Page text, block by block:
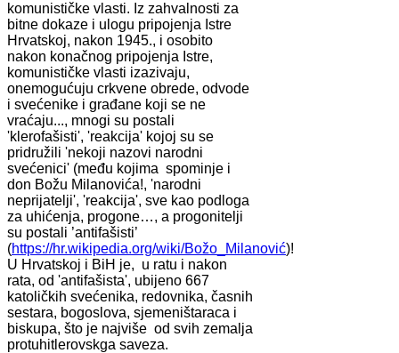
komunističke vlasti. Iz zahvalnosti za
bitne dokaze i ulogu pripojenja Istre
Hrvatskoj, nakon 1945., i osobito
nakon konačnog pripojenja Istre,
komunističke vlasti izazivaju,
onemogućuju crkvene obrede, odvode
i svećenike i građane koji se ne
vraćaju..., mnogi su postali
'klerofašisti', 'reakcija' kojoj su se
pridružili 'nekoji nazovi narodni
svećenici' (među kojima spominje i
don Božu Milanovića!, 'narodni
neprijatelji', 'reakcija', sve kao podloga
za uhićenja, progone…, a progonitelji
su postali ’antifašisti’
(https://hr.wikipedia.org/wiki/Božo_Milanović)!
U Hrvatskoj i BiH je, u ratu i nakon
rata, od 'antifašista', ubijeno 667
katoličkih svećenika, redovnika, časnih
sestara, bogoslova, sjemeništaraca i
biskupa, što je najviše od svih zemalja
protuhitlerovskga saveza.